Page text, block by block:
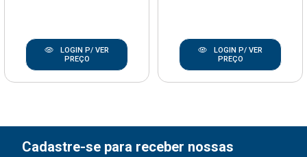
LOGIN P/ VER
PREÇO
LOGIN P/ VER
PREÇO
Cadastre-se para receber nossas